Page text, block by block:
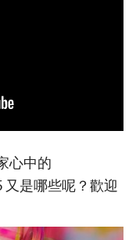
心中的
又是哪些呢？歡迎